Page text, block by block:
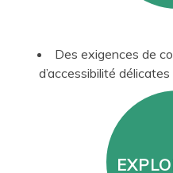
Des exigences de
d’accessibilité